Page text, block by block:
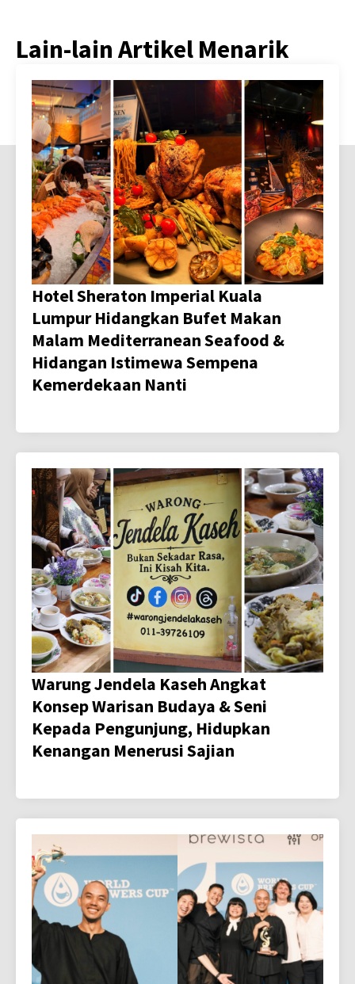
Lain-lain Artikel Menarik
Hotel Sheraton Imperial Kuala
Lumpur Hidangkan Bufet Makan
Malam Mediterranean Seafood &
Hidangan Istimewa Sempena
Kemerdekaan Nanti
Warung Jendela Kaseh Angkat
Konsep Warisan Budaya & Seni
Kepada Pengunjung, Hidupkan
Kenangan Menerusi Sajian